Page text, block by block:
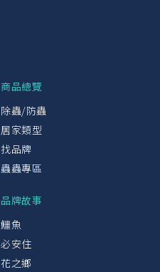
商品總覽
除蟲/防蟲
居家類型
找品牌
蟲蟲專區
品牌故事
鱷魚
必安住
花之鄉